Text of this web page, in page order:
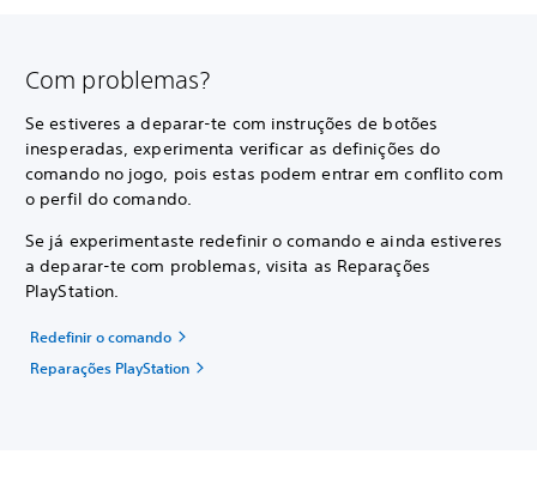
Com problemas?
Se estiveres a deparar-te com instruções de botões
inesperadas, experimenta verificar as definições do
comando no jogo, pois estas podem entrar em conflito com
o perfil do comando.
Se já experimentaste redefinir o comando e ainda estiveres
a deparar-te com problemas, visita as Reparações
PlayStation.
Redefinir o comando
Reparações PlayStation